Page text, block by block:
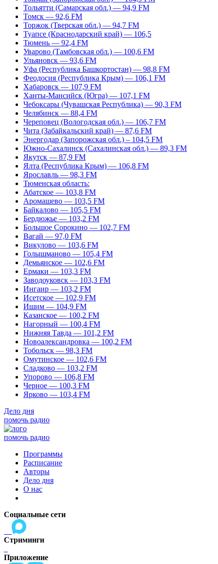
Тольятти (Самарская обл.) — 94,9 FM
Томск — 92,6 FM
Торжок (Тверская обл.) — 94,7 FM
Туапсе (Краснодарский край) — 106,5
Тюмень — 92,4 FM
Уварово (Тамбовская обл.) — 100,6 FM
Ульяновск — 93,6 FM
Уфа (Республика Башкортостан) — 98,8 FM
Феодосия (Республика Крым) — 106,1 FM
Хабаровск — 107,9 FM
Ханты-Мансийск (Югра) — 107,1 FM
Чебоксары (Чувашская Республика) — 90,3 FM
Челябинск — 88,4 FM
Череповец (Вологодская обл.) — 106,7 FM
Чита (Забайкальский край) — 87,6 FM
Энергодар (Запорожская обл.) – 104,5 FM
Южно-Сахалинск (Сахалинская обл.) — 89,3 FM
Якутск — 87,9 FM
Ялта (Республика Крым) — 106,8 FM
Ярославль — 98,3 FM
Тюменская область:
Абатское — 103,8 FM
Аромашево — 103,5 FM
Байкалово — 105,5 FM
Бердюжье — 103,2 FM
Большое Сорокино — 102,7 FM
Вагай — 97,0 FM
Викулово — 103,6 FM
Голышманово — 105,4 FM
Демьянское — 102,6 FM
Ермаки — 103,3 FM
Заводоуковск — 103,3 FM
Ингаир — 103,2 FM
Исетское — 102,9 FM
Ишим — 104,9 FM
Казанское — 100,2 FM
Нагорный — 100,4 FM
Нижняя Тавда — 101,2 FM
Новоалександровка — 100,2 FM
Тобольск — 98,3 FM
Омутинское — 102,6 FM
Сладково — 103,2 FM
Упорово — 106,8 FM
Черное — 100,3 FM
Ярково — 103,4 FM
Дело дня
помочь радио
помочь радио
Программы
Расписание
Авторы
Дело дня
О нас
Социальные сети
Стриминги
Приложение